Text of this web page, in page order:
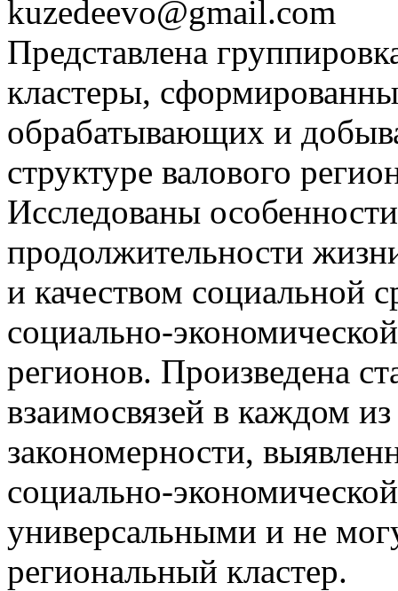
kuzedeevo@gmail.com
Представлена
кластеры,
обрабатывающих и
структуре валового
Исследованы
продолжительности
и качеством социальной
социально-
регионов. Произведена
взаимосвязей в каждом
закономерности,
социально-
универсальными и не
региональный кластер.